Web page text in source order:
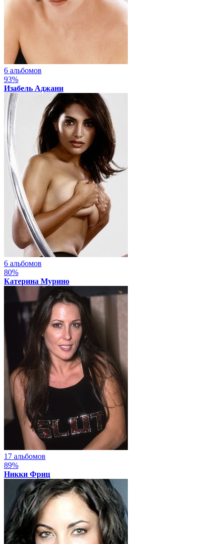
6 альбомов
93%
Изабель Аджани
6 альбомов
80%
Катерина Мурино
17 альбомов
89%
Никки Фриц